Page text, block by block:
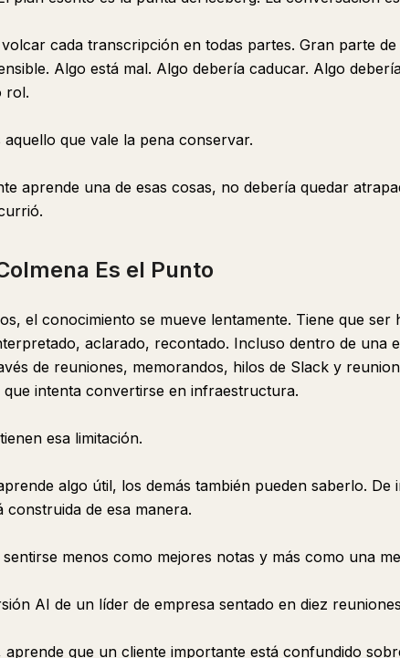
cada transcripción en todas partes. Gran parte
Algo está mal. Algo debería caducar. Algo
rol.
aquello que vale la pena conservar.
aprende una de esas cosas, no debería quedar
Es el Punto
el conocimiento se mueve lentamente. Tiene que ser
aclarado, recontado. Incluso dentro de una
de reuniones, memorandos, hilos de Slack y
intenta convertirse en infraestructura.
esa limitación.
algo útil, los demás también pueden saberlo. De
construida de esa manera.
menos como mejores notas y más como una
AI de un líder de empresa sentado en diez
aprende que un cliente importante está confundido